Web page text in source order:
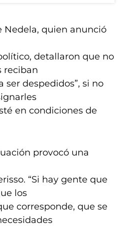
Nedela, quien anunció
detallaron que no
reciban
ser despedidos”, si no
en condiciones de
provocó una
“Si hay gente que
los
corresponde, que se